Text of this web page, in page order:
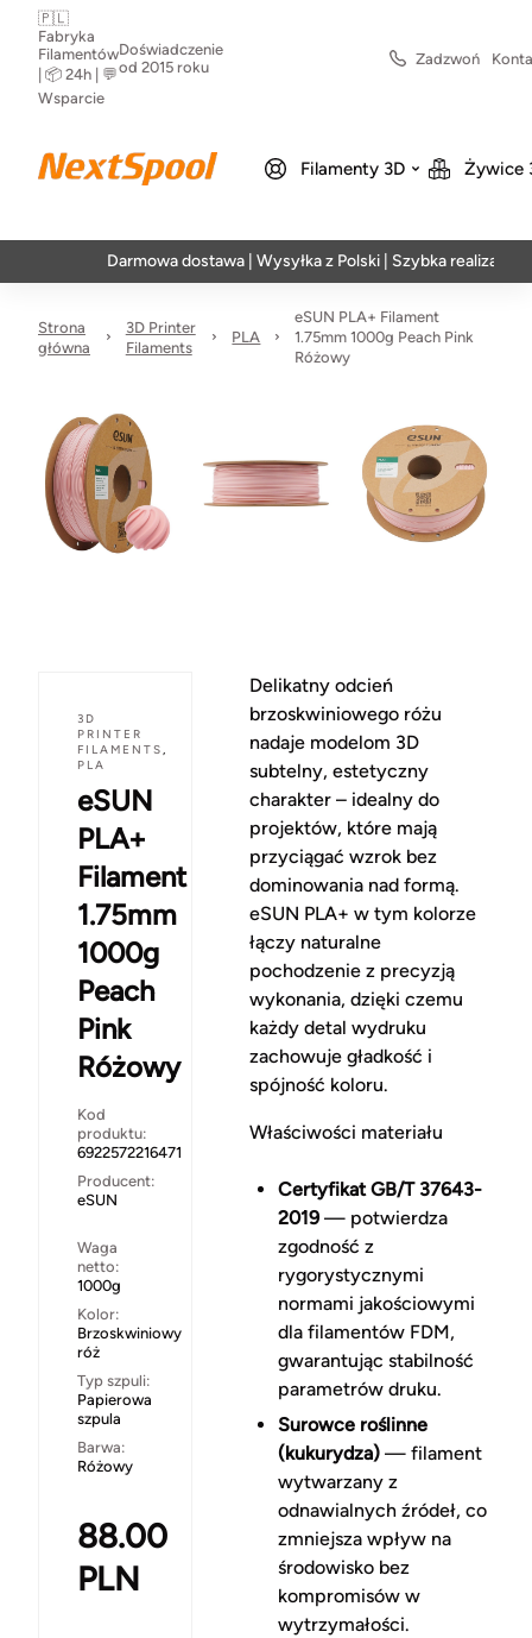
🇵🇱
Fabryka
Filamentów
| 📦 24h | 💬
Wsparcie
Doświadczenie
od 2015 roku
Zadzwoń
Filamenty 3D Żywice
Darmowa dostawa | Wysyłka z Polski | Szybka realizacja w 24h
Strona
główna
3D Printer
Filaments
PLA
eSUN PLA+ Filament
1.75mm 1000g Peach Pink
Różowy
3D
PRINTER
FILAMENTS,
PLA
eSUN
PLA+
Filament
1.75mm
1000g
Peach
Pink
Różowy
Kod
produktu:
6922572216471
Producent:
eSUN
Waga
netto:
1000g
Kolor:
Brzoskwiniowy
róż
Typ szpuli:
Papierowa
szpula
Barwa:
Różowy
88.00
PLN
Delikatny odcień
brzoskwiniowego różu
nadaje modelom 3D
subtelny, estetyczny
charakter – idealny do
projektów, które mają
przyciągać wzrok bez
dominowania nad formą.
eSUN PLA+ w tym kolorze
łączy naturalne
pochodzenie z precyzją
wykonania, dzięki czemu
każdy detal wydruku
zachowuje gładkość i
spójność koloru.
Właściwości materiału
Certyfikat GB/T 37643-
2019— potwierdza
zgodność z
rygorystycznymi
normami jakościowymi
dla filamentów FDM,
gwarantując stabilność
parametrów druku.
Surowce roślinne
(kukurydza)— filament
wytwarzany z
odnawialnych źródeł, co
zmniejsza wpływ na
środowisko bez
kompromisów w
wytrzymałości.